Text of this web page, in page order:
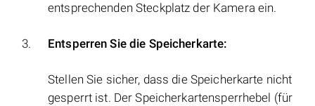
entsprechenden Steckplatz der Kamera ein.
Entsperren Sie die Speicherkarte:
Stellen Sie sicher, dass die Speicherkarte nicht
gesperrt ist. Der Speicherkartensperrhebel (für